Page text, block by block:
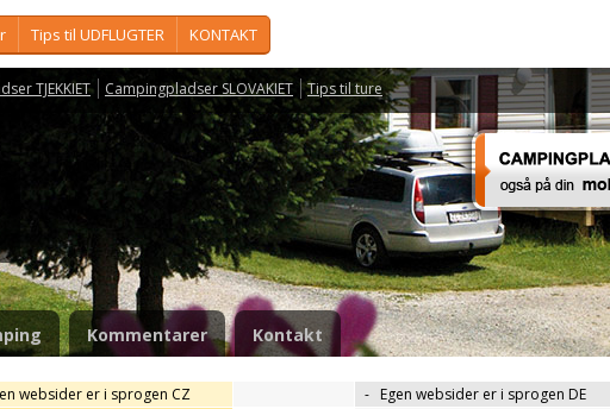
Tips til UDFLUGTER KONTAKT
TJEKKIET Campingpladser SLOVAKIET Tips til ture
Kommentarer Kontakt
websider er i sprogen CZ - Egen websider er i sprogen DE